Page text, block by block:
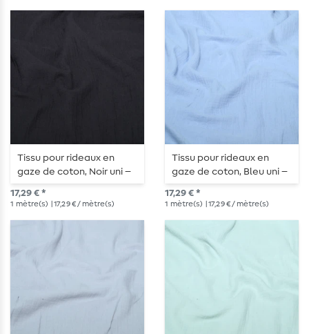
Tissu pour rideaux en
gaze de coton, Noir uni –
280 cm de largeur
17,29 € *
1 mètre(s) | 17,29 € / mètre(s)
Tissu pour rideaux en
gaze de coton, Bleu uni –
280 cm de largeur
17,29 € *
1 mètre(s) | 17,29 € / mètre(s)